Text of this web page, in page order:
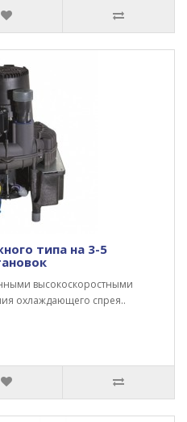
типа на 3-5
высокоскоростными
охлаждающего спрея..